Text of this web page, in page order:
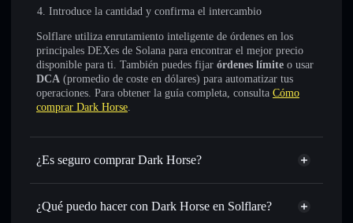
Introduce la cantidad y confirma el intercambio
Solflare utiliza enrutamiento inteligente de órdenes en los
principales DEXes de Solana para encontrar el mejor precio
disponible para ti. También puedes fijar órdenes límite o usar
DCA (promedio de coste en dólares) para automatizar tus
operaciones. Para obtener la guía completa, consulta Cómo
comprar Dark Horse.
¿Es seguro comprar Dark Horse?
Dark Horse no está verificado
¿Qué puedo hacer con Dark Horse en Solflare?